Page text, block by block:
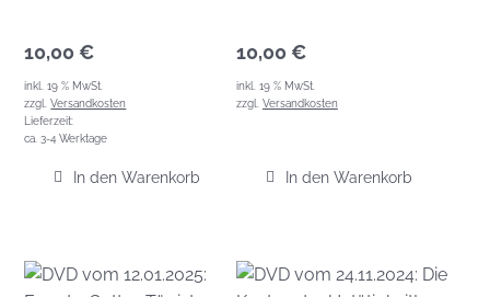
10,00 €
inkl. 19 % MwSt.
zzgl.Versandkosten
Lieferzeit:
ca. 3-4 Werktage
In den Warenkorb
10,00 €
inkl. 19 % MwSt.
zzgl. Versandkosten
In den Warenkorb